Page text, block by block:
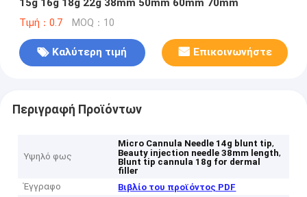
15g 16g 18g 22g 38mm 50mm 60mm 70mm
Τιμή：0.7 MOQ：10
Καλύτερη τιμή Επικοινωνήστε
Περιγραφή Προϊόντων
Υψηλό φως
Micro Cannula Needle 14g blunt tip,
Beauty injection needle 38mm length,
Blunt tip cannula 18g for dermal
filler
Έγγραφο
Βιβλίο του προϊόντος PDF